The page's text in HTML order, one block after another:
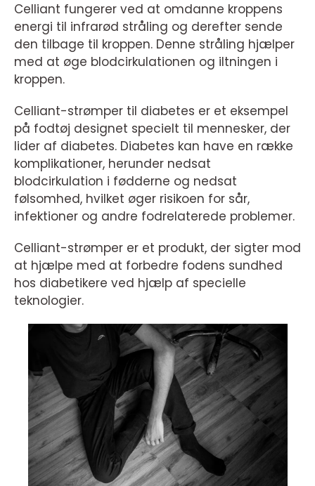
Celliant fungerer ved at omdanne kroppens
energi til infrarød stråling og derefter sende
den tilbage til kroppen. Denne stråling hjælper
med at øge blodcirkulationen og iltningen i
kroppen.
Celliant-strømper til diabetes er et eksempel
på fodtøj designet specielt til mennesker, der
lider af diabetes. Diabetes kan have en række
komplikationer, herunder nedsat
blodcirkulation i fødderne og nedsat
følsomhed, hvilket øger risikoen for sår,
infektioner og andre fodrelaterede problemer.
Celliant-strømper er et produkt, der sigter mod
at hjælpe med at forbedre fodens sundhed
hos diabetikere ved hjælp af specielle
teknologier.